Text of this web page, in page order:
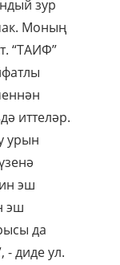
зур
Моның
“ТАИФ”
иттеләр.
урын
эш
эш
да
- диде ул.